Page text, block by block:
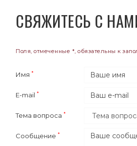
СВЯЖИТЕСЬ С
Поля, отмеченные *, обязательны к
Имя
E-mail
Тема вопроса
Сообщение